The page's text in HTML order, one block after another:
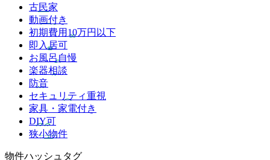
古民家
動画付き
初期費用10万円以下
即入居可
お風呂自慢
楽器相談
防音
セキュリティ重視
家具・家電付き
DIY可
狭小物件
物件ハッシュタグ